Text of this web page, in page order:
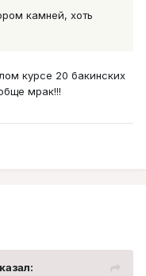
камней, хоть
курсе 20 бакинских
мрак!!!